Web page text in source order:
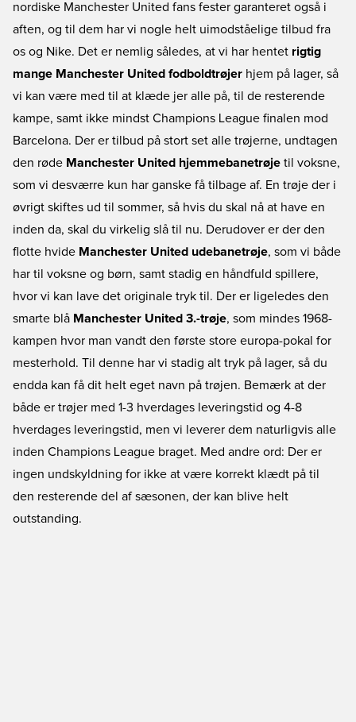
nordiske Manchester United fans fester garanteret også i
aften, og til dem har vi nogle helt uimodståelige tilbud fra
os og Nike. Det er nemlig således, at vi har hentet rigtig
mange Manchester United fodboldtrøjer hjem på lager, så
vi kan være med til at klæde jer alle på, til de resterende
kampe, samt ikke mindst Champions League finalen mod
Barcelona. Der er tilbud på stort set alle trøjerne, undtagen
den røde Manchester United hjemmebanetrøje til voksne,
som vi desværre kun har ganske få tilbage af. En trøje der i
øvrigt skiftes ud til sommer, så hvis du skal nå at have en
inden da, skal du virkelig slå til nu. Derudover er der den
flotte hvide Manchester United udebanetrøje, som vi både
har til voksne og børn, samt stadig en håndfuld spillere,
hvor vi kan lave det originale tryk til. Der er ligeledes den
smarte blå Manchester United 3.-trøje, som mindes 1968-
kampen hvor man vandt den første store europa-pokal for
mesterhold. Til denne har vi stadig alt tryk på lager, så du
endda kan få dit helt eget navn på trøjen. Bemærk at der
både er trøjer med 1-3 hverdages leveringstid og 4-8
hverdages leveringstid, men vi leverer dem naturligvis alle
inden Champions League braget. Med andre ord: Der er
ingen undskyldning for ikke at være korrekt klædt på til
den resterende del af sæsonen, der kan blive helt
outstanding.